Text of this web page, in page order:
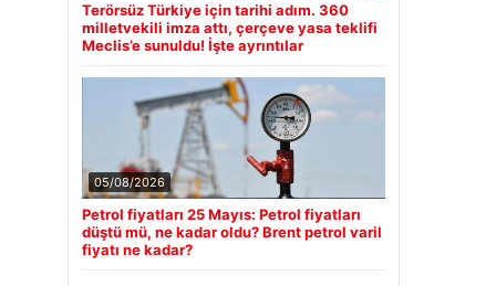
Terörsüz Türkiye için tarihi adım. 360
milletvekili imza attı, çerçeve yasa teklifi
Meclis’e sunuldu! İşte ayrıntılar
05/08/2026
Petrol fiyatları 25 Mayıs: Petrol fiyatları
düştü mü, ne kadar oldu? Brent petrol varil
fiyatı ne kadar?